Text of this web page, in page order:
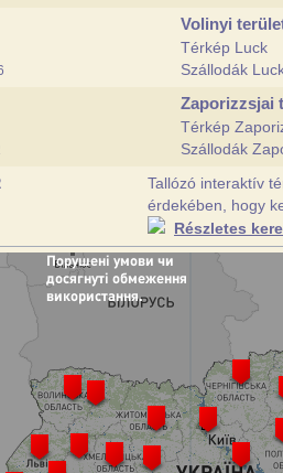
Volinyi
Térkép Luck
Szállodák
Zaporizzsjai
Térkép
Szállodák
Tallózó interaktív
érdekében, hogy
Részletes